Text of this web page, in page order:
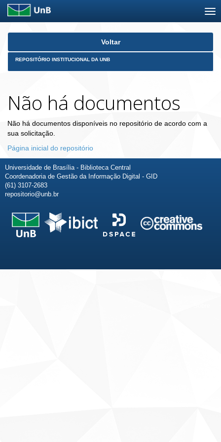
Skip
Voltar
REPOSITÓRIO INSTITUCIONAL DA UNB
Não há documentos
Não há documentos disponíveis no repositório de acordo com a
sua solicitação.
Página inicial do repositório
Universidade de Brasília - Biblioteca Central
Coordenadoria de Gestão da Informação Digital - GID
(61) 3107-2683
repositorio@unb.br